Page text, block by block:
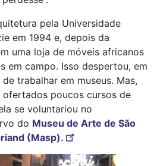
pela Universidade
em 1994 e, depois da
uma loja de móveis africanos
em campo. Isso despertou, em
trabalhar em museus. Mas,
ofertados poucos cursos de
se voluntariou no
do Museu de Arte de São
(Masp).